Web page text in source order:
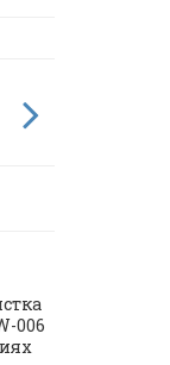
006